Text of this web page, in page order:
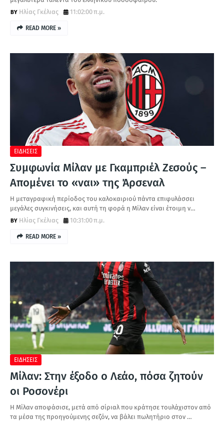
Ηλίας Γκέλιας
11:02:00 π.μ.
READ MORE »
ΕΙΔΗΣΕΙΣ
Συμφωνία Μίλαν με Γκαμπριέλ Ζεσούς –
Απομένει το «ναι» της Άρσεναλ
Η μεταγραφική περίοδος του καλοκαιριού πάντα επιφυλάσσει
μεγάλες συγκινήσεις, και αυτή τη φορά η Μίλαν είναι έτοιμη ν…
Ηλίας Γκέλιας
10:31:00 π.μ.
READ MORE »
ΕΙΔΗΣΕΙΣ
Μίλαν: Στην έξοδο ο Λεάo, πόσα ζητούν
οι Ροσονέρι
Η Μίλαν αποφάσισε, μετά από σίριαλ που κράτησε τουλάχιστον από
τα μέσα της προηγούμενης σεζόν, να βάλει πωλητήριο στον …